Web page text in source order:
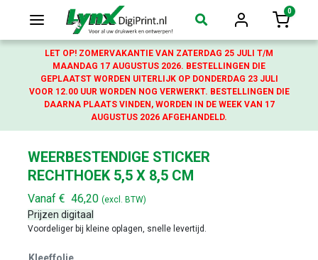
Login
0
LET OP! ZOMERVAKANTIE VAN ZATERDAG 25 JULI T/M
MAANDAG 17 AUGUSTUS 2026. BESTELLINGEN DIE
GEPLAATST WORDEN UITERLIJK OP DONDERDAG 23 JULI
VOOR 12.00 UUR WORDEN NOG VERWERKT. BESTELLINGEN DIE
DAARNA PLAATS VINDEN, WORDEN IN DE WEEK VAN 17
AUGUSTUS 2026 AFGEHANDELD.
WEERBESTENDIGE STICKER
RECHTHOEK 5,5 X 8,5 CM
Vanaf € 46,20 (excl. BTW)
Prijzen digitaal
Voordeliger bij kleine oplagen, snelle levertijd.